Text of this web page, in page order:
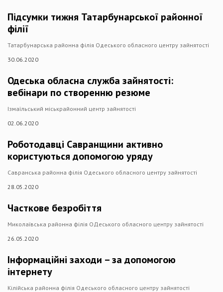
Підсумки тижня Татарбунарської районної
філії
Татарбунарська районна філія Одеського обласного центру зайнятості
30.06.2020
Одеська обласна служба зайнятості:
вебінари по створенню резюме
Ізмаїльський міськрайонний центр зайнятості
02.06.2020
Роботодавці Савранщини активно
користуються допомогою уряду
Савранська районна філія Одеського обласного центру зайнятості
28.05.2020
Часткове безробіття
Миколаївська районна філія ОДеського обласного центру зайнятості
26.05.2020
Інформаційні заходи – за допомогою
інтернету
Кілійська районна філія Одеського обласного центру зайнятості